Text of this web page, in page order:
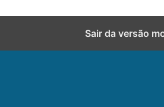
Sair da versão